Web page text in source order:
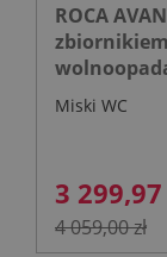
ROCA
Miski WC
3 299,97
4 059,00 zł